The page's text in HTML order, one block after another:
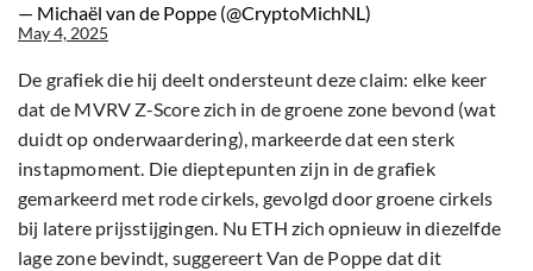
— Michaël van de Poppe (@CryptoMichNL)
May 4, 2025
De grafiek die hij deelt ondersteunt deze claim: elke keer
dat de MVRV Z-Score zich in de groene zone bevond (wat
duidt op onderwaardering), markeerde dat een sterk
instapmoment. Die dieptepunten zijn in de grafiek
gemarkeerd met rode cirkels, gevolgd door groene cirkels
bij latere prijsstijgingen. Nu ETH zich opnieuw in diezelfde
lage zone bevindt, suggereert Van de Poppe dat dit